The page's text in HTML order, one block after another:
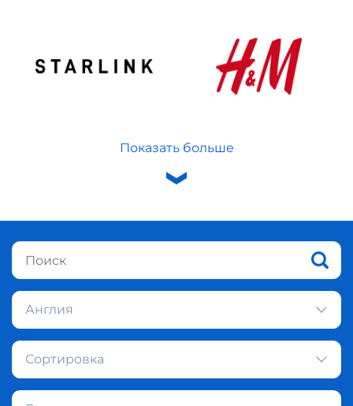
Показать больше
Англия
Сортировка